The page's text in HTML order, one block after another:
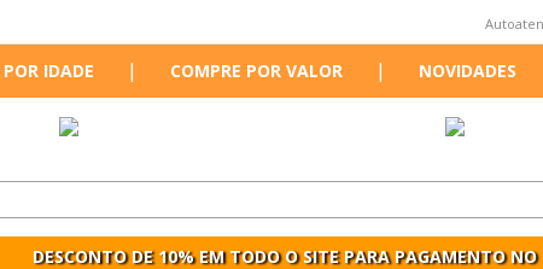
IDADE | COMPRE POR VALOR | NOVIDADES
DESCONTO DE 10% EM TODO O SITE PARA PAGAMENTO